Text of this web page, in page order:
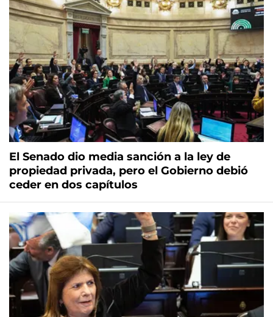
El Senado dio media sanción a la ley de
propiedad privada, pero el Gobierno debió
ceder en dos capítulos